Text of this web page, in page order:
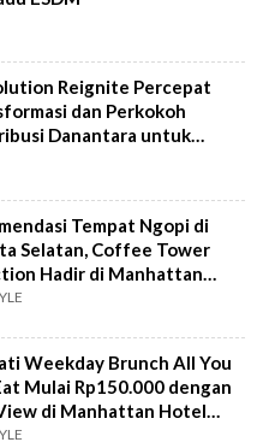
Reignite Percepat
dan Perkokoh
Danantara untuk
Nasional
Tempat Ngopi di
Selatan, Coffee Tower
Hadir di Manhattan
Weekday Brunch All You
Mulai Rp150.000 dengan
di Manhattan Hotel